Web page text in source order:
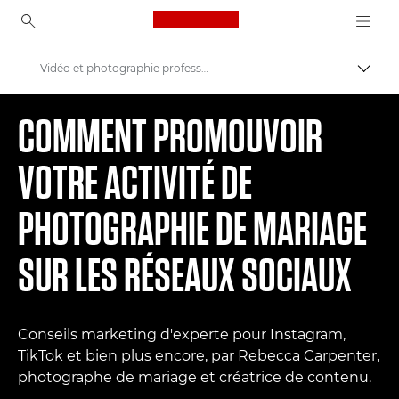
Canon Logo, back to
Vidéo et photographie professionnelles
COMMENT PROMOUVOIR
VOTRE ACTIVITÉ DE
PHOTOGRAPHIE DE MARIAGE
SUR LES RÉSEAUX SOCIAUX
Conseils marketing d'experte pour Instagram,
TikTok et bien plus encore, par Rebecca Carpenter,
photographe de mariage et créatrice de contenu.